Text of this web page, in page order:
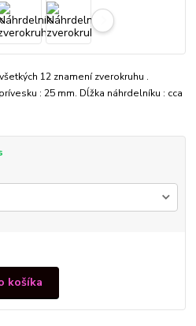
12 znamení zverokruhu .
: 25 mm. Dĺžka náhrdelníku : cca
košíka